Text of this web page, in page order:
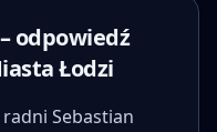
odpowiedź
Łodzi
radni Sebastian